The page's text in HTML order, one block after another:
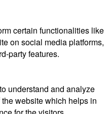
certain functionalities like
on social media platforms,
party features.
understand and analyze
website which helps in